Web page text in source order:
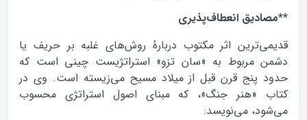
**مصادیق انعطاف‌پذیری
قدیمی‌ترین اثر مکتوب دربارهٔ روش‌های غلبه بر حریف یا
دشمن مربوط به «سان تزو» استراتژیست چینی است که
حدود پنج قرن قبل از میلاد مسیح می‌زیسته است. وی در
کتاب «هنر جنگ»، که مبنای اصول استراتژی محسوب
می‌شود، می‌نویسد: